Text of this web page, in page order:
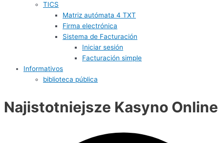
TICS
Matriz autómata 4 TXT
Firma electrónica
Sistema de Facturación
Iniciar sesión
Facturación simple
Informativos
biblioteca pública
Najistotniejsze Kasyno Online